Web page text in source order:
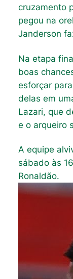
cruzamento
pegou na
Janderson
Na etapa
boas
esforçar
delas em
Lazari, que
e o arqueiro
A equipe
sábado às
Ronaldão.